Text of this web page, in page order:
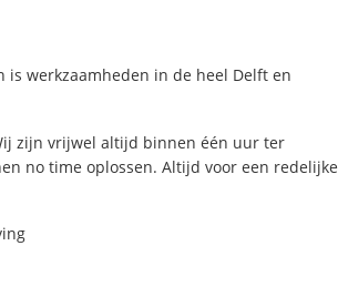
werkzaamheden in de heel Delft en
zijn vrijwel altijd binnen één uur ter
no time oplossen. Altijd voor een redelijke